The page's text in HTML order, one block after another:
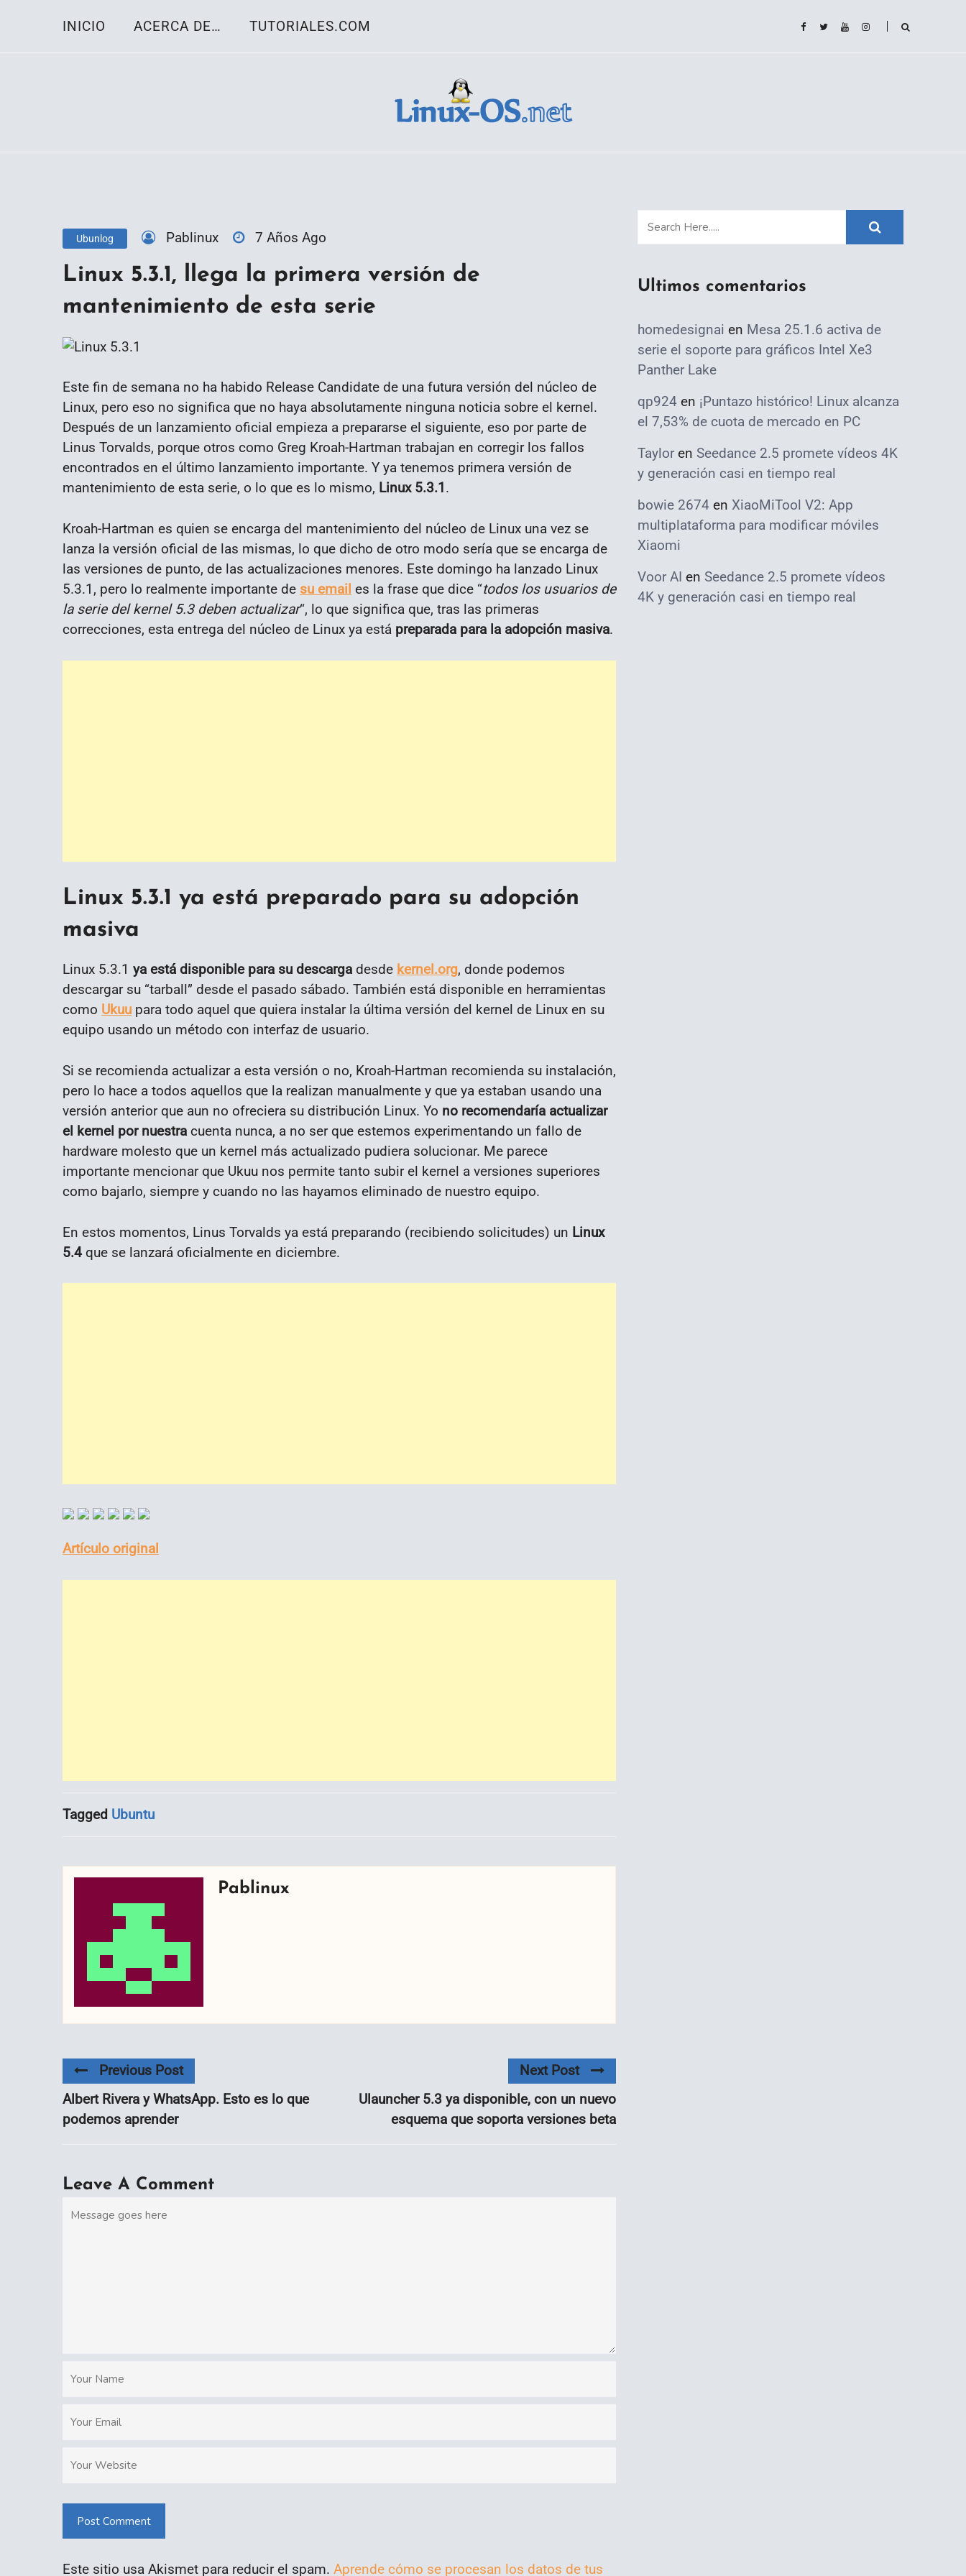
INICIO ACERCA DE… TUTORIALES.COM
Ubunlog Pablinux 7 Años Ago
Linux 5.3.1, llega la primera versión de
mantenimiento de esta serie
Este fin de semana no ha habido Release Candidate de una futura versión del núcleo de
Linux, pero eso no significa que no haya absolutamente ninguna noticia sobre el kernel.
Después de un lanzamiento oficial empieza a prepararse el siguiente, eso por parte de
Linus Torvalds, porque otros como Greg Kroah-Hartman trabajan en corregir los fallos
encontrados en el último lanzamiento importante. Y ya tenemos primera versión de
mantenimiento de esta serie, o lo que es lo mismo, Linux 5.3.1.
Kroah-Hartman es quien se encarga del mantenimiento del núcleo de Linux una vez se
lanza la versión oficial de las mismas, lo que dicho de otro modo sería que se encarga de
las versiones de punto, de las actualizaciones menores. Este domingo ha lanzado Linux
5.3.1, pero lo realmente importante de su email es la frase que dice “todos los usuarios de
la serie del kernel 5.3 deben actualizar“, lo que significa que, tras las primeras
correcciones, esta entrega del núcleo de Linux ya está preparada para la adopción masiva.
Linux 5.3.1 ya está preparado para su adopción
masiva
Linux 5.3.1 ya está disponible para su descarga desde kernel.org, donde podemos
descargar su “tarball” desde el pasado sábado. También está disponible en herramientas
como Ukuu para todo aquel que quiera instalar la última versión del kernel de Linux en su
equipo usando un método con interfaz de usuario.
Si se recomienda actualizar a esta versión o no, Kroah-Hartman recomienda su instalación,
pero lo hace a todos aquellos que la realizan manualmente y que ya estaban usando una
versión anterior que aun no ofreciera su distribución Linux. Yo no recomendaría actualizar
el kernel por nuestra cuenta nunca, a no ser que estemos experimentando un fallo de
hardware molesto que un kernel más actualizado pudiera solucionar. Me parece
importante mencionar que Ukuu nos permite tanto subir el kernel a versiones superiores
como bajarlo, siempre y cuando no las hayamos eliminado de nuestro equipo.
En estos momentos, Linus Torvalds ya está preparando (recibiendo solicitudes) un Linux
5.4 que se lanzará oficialmente en diciembre.
Artículo original
Tagged Ubuntu
Pablinux
Previous Post
Albert Rivera y WhatsApp. Esto es lo que
podemos aprender
Next Post
Ulauncher 5.3 ya disponible, con un nuevo
esquema que soporta versiones beta
Leave A Comment
Post Comment
Este sitio usa Akismet para reducir el spam. Aprende cómo se procesan los datos de tus
Ultimos comentarios
homedesignai en Mesa 25.1.6 activa de
serie el soporte para gráficos Intel Xe3
Panther Lake
qp924 en ¡Puntazo histórico! Linux alcanza
el 7,53% de cuota de mercado en PC
Taylor en Seedance 2.5 promete vídeos 4K
y generación casi en tiempo real
bowie 2674 en XiaoMiTool V2: App
multiplataforma para modificar móviles
Xiaomi
Voor AI en Seedance 2.5 promete vídeos
4K y generación casi en tiempo real